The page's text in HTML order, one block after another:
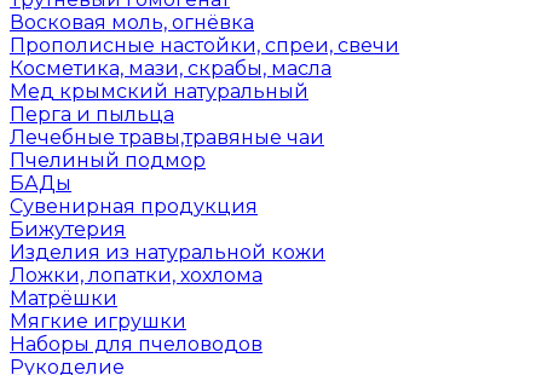
Восковая моль, огнёвка
Прополисные настойки, спреи, свечи
Косметика, мази, скрабы, масла
Мед крымский натуральный
Перга и пыльца
Лечебные травы,травяные чаи
Пчелиный подмор
БАДы
Сувенирная продукция
Бижутерия
Изделия из натуральной кожи
Ложки, лопатки, хохлома
Матрёшки
Мягкие игрушки
Наборы для пчеловодов
Рукоделие